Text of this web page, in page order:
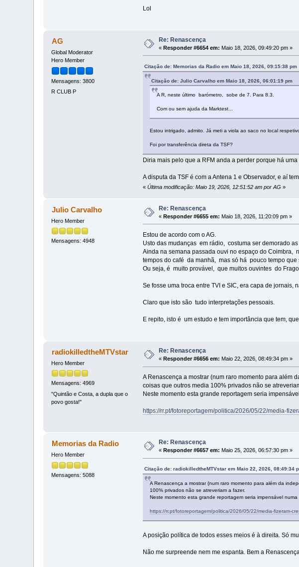
Lol
AG
Global Moderator
Hero Member
Mensagens: 3800
R CLUB P
Re: Renascença
«Responder #6654 em: Maio 18, 2026, 09:49:20 pm »
Citação de: Memorias da Radio em Maio 18, 2026, 09:15:38 pm
Citação de: Julio Carvalho em Maio 18, 2026, 06:01:19 pm
A R, neste último barómetro, sobe de 7. Para 8.3.
Com ou sem ajuda da Marktest...
Estou intrigado, admito. Já meti a viola ao saco no local
Foi por transferência direta da TSF?
Diria mais pelo que a RFM anda a perder porque há
A disputa da TSF é com a Antena 1 e Observador, e aí
« Última modificação: Maio 19, 2026, 12:51:52 am por AG »
Julio Carvalho
Hero Member
Mensagens: 4948
Re: Renascença
«Responder #6655 em: Maio 18, 2026, 11:20:09 pm »
Estou de acordo com o AG.
Usto das mudanças em rádio, costuma ser demorado
Ainda na semana passada ouvi no espaço do Coimbra,
tempos do café da manhã, mas só há pouco tempo
Ou seja, é muito provável, que muitos ouvintes do
Se fosse uma troca entre TVI e SIC, era capa de
Claro que isto são tudo interpretações pessoais.
E repito, isto é um estudo e tem importância que tem,
radiokilledtheMTVstar
Hero Member
Mensagens: 4969
"Quintão e Costa, a dupla que o
povo gosta!"
Re: Renascença
«Responder #6656 em: Maio 22, 2026, 08:49:34 pm »
A Renascença a mostrar (num raro momento para além
coisas que outros media 100% privados não se
Neste momento esta grande reportagem seria
https://rr.pt/fotoreportagem/politica/2026/05/22/media-
Memorias da Radio
Hero Member
Mensagens: 5088
Re: Renascença
« Responder #6657 em: Maio 25, 2026, 06:57:30 pm »
Citação de: radiokilledtheMTVstar em Maio 22, 2026, 08:49:34
A Renascença a mostrar (num raro momento para além da
100% privados não se atreveriam a fazer.
Neste momento esta grande reportagem seria impensável
https://rr.pt/fotoreportagem/politica/2026/05/22/media-fizeram-
A posição política de todos esses meios é à direita. Só
Não me surpreende nem me espanta. Bem a